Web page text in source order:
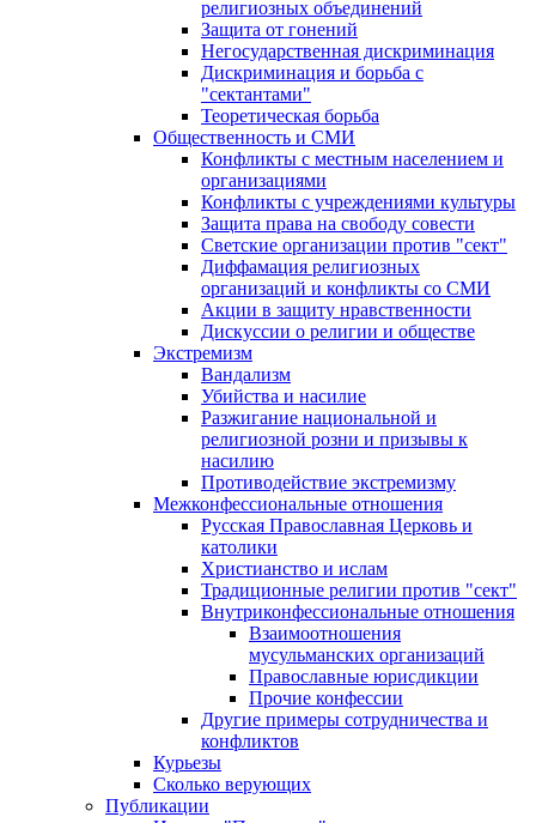
религиозных объединений
Защита от гонений
Негосударственная дискриминация
Дискриминация и борьба с
"сектантами"
Теоретическая борьба
Общественность и СМИ
Конфликты с местным населением и
организациями
Конфликты с учреждениями культуры
Защита права на свободу совести
Светские организации против "сект"
Диффамация религиозных
организаций и конфликты со СМИ
Акции в защиту нравственности
Дискуссии о религии и обществе
Экстремизм
Вандализм
Убийства и насилие
Разжигание национальной и
религиозной розни и призывы к
насилию
Противодействие экстремизму
Межконфессиональные отношения
Русская Православная Церковь и
католики
Христианство и ислам
Традиционные религии против "сект"
Внутриконфессиональные отношения
Взаимоотношения
мусульманских организаций
Православные юрисдикции
Прочие конфессии
Другие примеры сотрудничества и
конфликтов
Курьезы
Сколько верующих
Публикации